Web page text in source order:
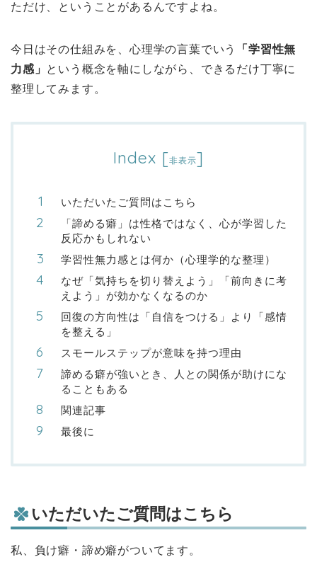
ただけ、ということがあるんですよね。
今日はその仕組みを、心理学の言葉でいう
「学習性無
力感」 という概念を軸にしながら、できるだけ丁寧に
整理してみます。
Index [非表示]
いただいたご質問はこちら
「諦める癖」は性格ではなく、心が学習した
反応かもしれない
学習性無力感とは何か（心理学的な整理）
なぜ「気持ちを切り替えよう」「前向きに考
えよう」が効かなくなるのか
回復の方向性は「自信をつける」より「感情
を整える」
スモールステップが意味を持つ理由
諦める癖が強いとき、人との関係が助けにな
ることもある
関連記事
最後に
いただいたご質問はこちら
私、負け癖・諦め癖がついてます。